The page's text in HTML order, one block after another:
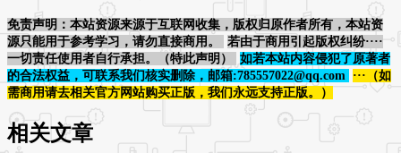
免责声明：本站资源来源于互联网收集，版权归原作者所有，本站资
源只能用于参考学习，请勿直接商用。
若由于商用引起版权纠纷····
一切责任使用者自行承担。（特此声明）
如若本站内容侵犯了原著者
的合法权益，可联系我们核实删除，邮箱:785557022@qq.com
···（如
需商用请去相关官方网站购买正版，我们永远支持正版。）
相关文章